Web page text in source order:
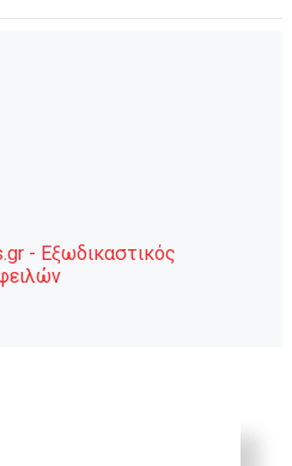
- Εξωδικαστικός